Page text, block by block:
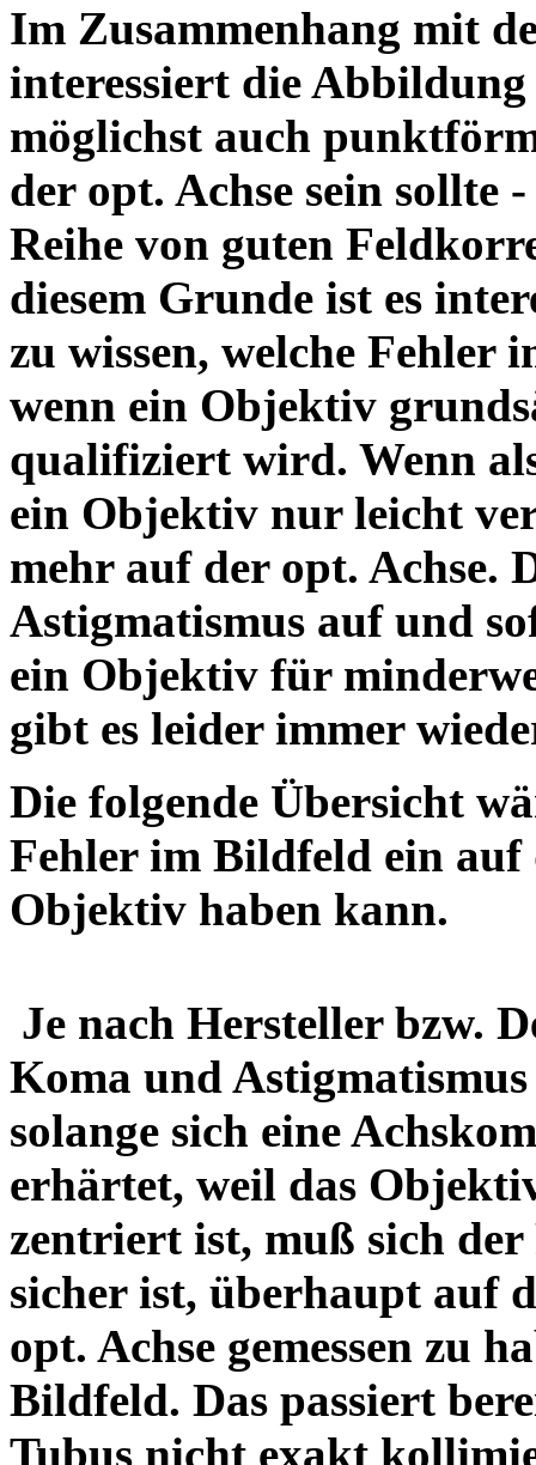
Im Zusammenhang mit
interessiert die
möglichst auch
der opt. Achse sein sollte
Reihe von guten
diesem Grunde ist es
zu wissen, welche Fehler
wenn ein Objektiv
qualifiziert wird. Wenn
ein Objektiv nur leicht
mehr auf der opt. Achse.
Astigmatismus auf und
ein Objektiv für
gibt es leider immer
Die folgende Übersicht
Fehler im Bildfeld ein auf
Objektiv
Je nach Hersteller bzw.
Koma und
solange sich eine
erhärtet, weil das
zentriert ist, muß sich
sicher ist, überhaupt auf
opt. Achse gemessen zu
Bildfeld. Das passiert
Tubus nicht exakt